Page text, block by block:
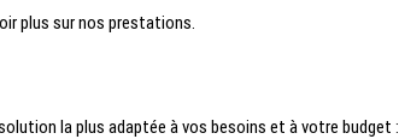
plus sur nos prestations.
la plus adaptée à vos besoins et à votre budget :